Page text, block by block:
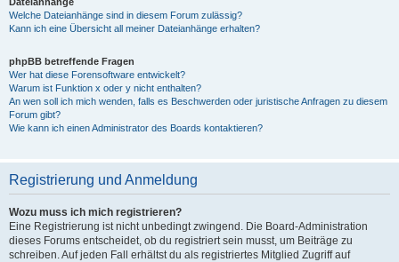
Welche Dateianhänge sind in diesem Forum zulässig?
Kann ich eine Übersicht all meiner Dateianhänge erhalten?
phpBB betreffende Fragen
Wer hat diese Forensoftware entwickelt?
Warum ist Funktion x oder y nicht enthalten?
An wen soll ich mich wenden, falls es Beschwerden oder juristische Anfragen zu diesem
Forum gibt?
Wie kann ich einen Administrator des Boards kontaktieren?
Registrierung und Anmeldung
Wozu muss ich mich registrieren?
Eine Registrierung ist nicht unbedingt zwingend. Die Board-Administration
dieses Forums entscheidet, ob du registriert sein musst, um Beiträge zu
schreiben. Auf jeden Fall erhältst du als registriertes Mitglied Zugriff auf